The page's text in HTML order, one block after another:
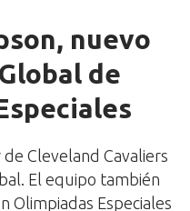
nuevo
de
Cleveland Cavaliers
El equipo también
Olimpiadas Especiales